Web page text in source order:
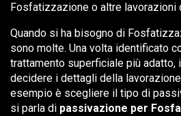
Fosfatizzazione o altre lavorazioni
Quando si ha bisogno di
sono molte. Una volta identificato
trattamento superficiale più adatto,
decidere i dettagli della
esempio è scegliere il tipo di
si parla di passivazione per